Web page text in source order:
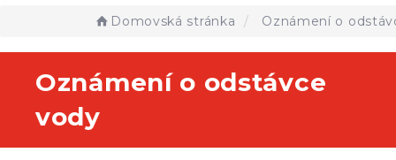
Domovská stránka Oznámení o
Oznámení o odstávce
vody